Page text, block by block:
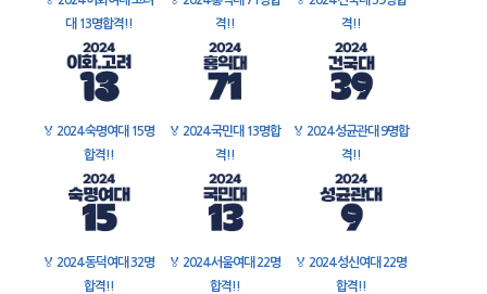
대 13명합격!!
격!!
격!!
🏅 2024 숙명여대 15명
합격!!
🏅 2024 국민대 13명합
격!!
🏅 2024 성균관대 9명합
격!!
🏅 2024 동덕여대 32명
합격!!
🏅 2024 서울여대 22명
합격!!
🏅 2024 성신여대 22명
합격!!